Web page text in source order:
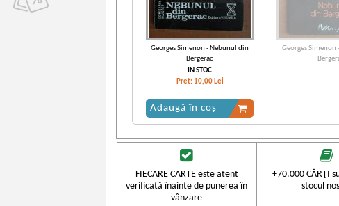
Georges Simenon - Nebunul din
Bergerac
IN STOC
Pret: 10,00 Lei
Adaugă în coș
Georges Simenon
FIECARE CARTE este atent
verificată înainte de punerea în
vânzare
+70.000 CĂRŢI
stocul